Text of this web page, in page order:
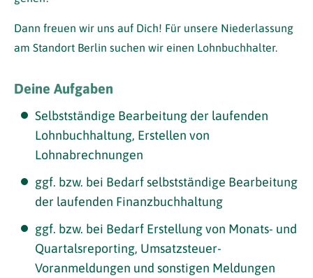
Dann freuen wir uns auf Dich! Für unsere Niederlassung
am Standort Berlin suchen wir einen Lohnbuchhalter.
Deine Aufgaben
Selbstständige Bearbeitung der laufenden
Lohnbuchhaltung, Erstellen von
Lohnabrechnungen
ggf. bzw. bei Bedarf selbstständige Bearbeitung
der laufenden Finanzbuchhaltung
ggf. bzw. bei Bedarf Erstellung von Monats- und
Quartalsreporting, Umsatzsteuer-
Voranmeldungen und sonstigen Meldungen